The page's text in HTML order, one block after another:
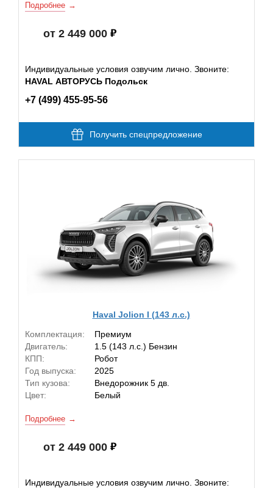
Подробнее
от 2 449 000
Индивидуальные условия озвучим лично. Звоните:
HAVAL АВТОРУСЬ Подольск
+7 (499) 455-95-56
Получить спецпредложение
Haval Jolion I (143 л.с.)
Комплектация:
Премиум
Двигатель:
1.5 (143 л.с.) Бензин
КПП:
Робот
Год выпуска:
2025
Тип кузова:
Внедорожник 5 дв.
Цвет:
Белый
Подробнее
от 2 449 000
Индивидуальные условия озвучим лично. Звоните: